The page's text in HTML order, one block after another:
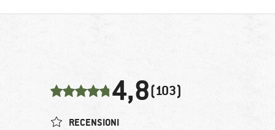
4,8(103)
RECENSIONI